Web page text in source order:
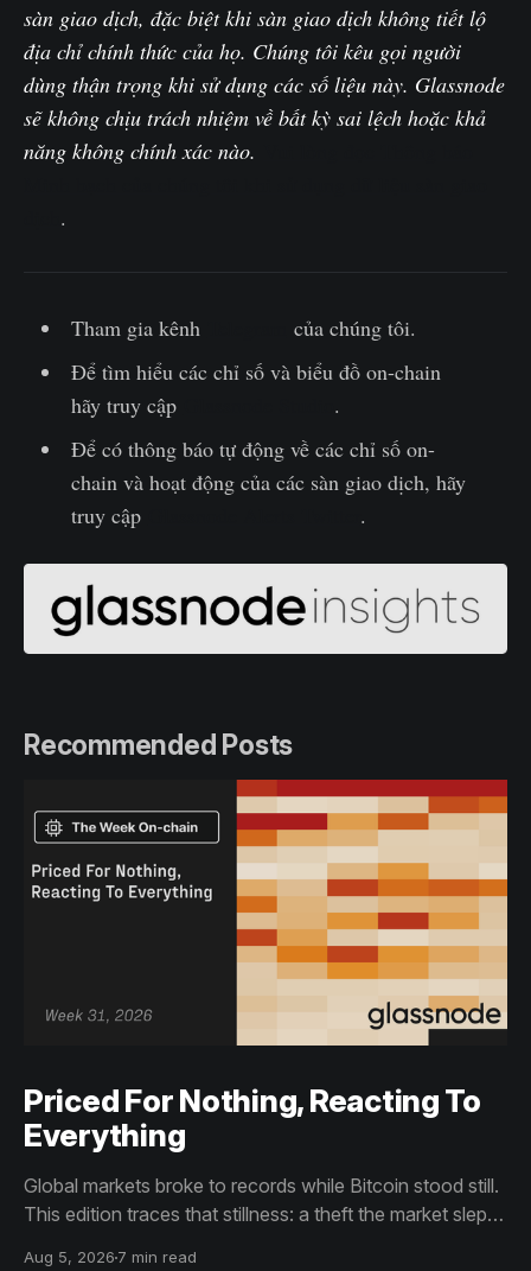
sàn giao dịch, đặc biệt khi sàn giao dịch không tiết lộ
địa chỉ chính thức của họ. Chúng tôi kêu gọi người
dùng thận trọng khi sử dụng các số liệu này. Glassnode
sẽ không chịu trách nhiệm về bất kỳ sai lệch hoặc khả
năng không chính xác nào.
.
Tham gia kênh
của chúng tôi.
Để tìm hiểu các chỉ số và biểu đồ on-chain
hãy truy cập
.
Để có thông báo tự động về các chỉ số on-
chain và hoạt động của các sàn giao dịch, hãy
truy cập
.
Recommended Posts
Priced For Nothing, Reacting To
Everything
Global markets broke to records while Bitcoin stood still.
This edition traces that stillness: a theft the market slept
Aug 5, 2026 7 min read